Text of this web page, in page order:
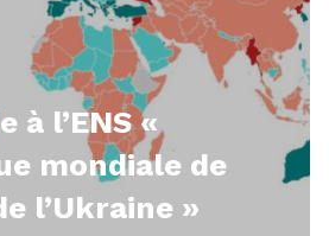
à l’ENS «
mondiale de
l’Ukraine »